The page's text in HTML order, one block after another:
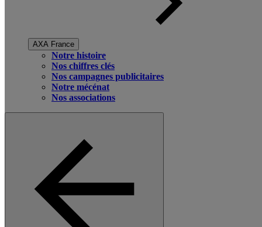
AXA France
Notre histoire
Nos chiffres clés
Nos campagnes publicitaires
Notre mécénat
Nos associations